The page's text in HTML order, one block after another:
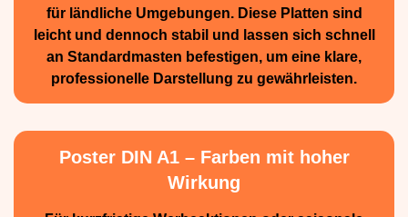
für ländliche Umge­bungen. Diese Platten sind
leicht und dennoch stabil und lassen sich schnell
an Standard­masten befestigen, um eine klare,
professionelle Darstellung zu gewährleisten.
Poster DIN A1 – Farben mit hoher
Wirkung